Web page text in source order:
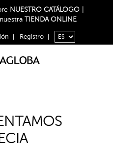
NUESTRO CATÁLOGO
TIENDA ONLINE
Registro